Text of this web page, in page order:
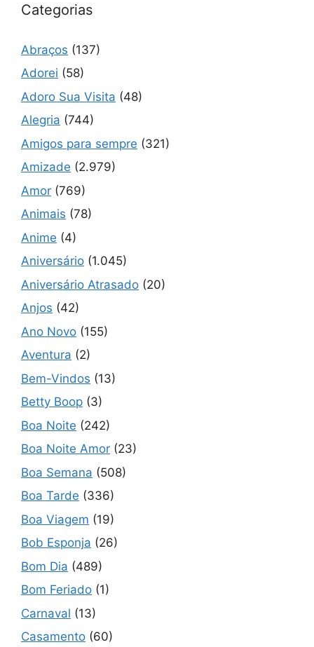
Categorias
Abraços (137)
Adorei (58)
Adoro Sua Visita (48)
Alegria (744)
Amigos para sempre (321)
Amizade (2.979)
Amor (769)
Animais (78)
Anime (4)
Aniversário (1.045)
Aniversário Atrasado (20)
Anjos (42)
Ano Novo (155)
Aventura (2)
Bem-Vindos (13)
Betty Boop (3)
Boa Noite (242)
Boa Noite Amor (23)
Boa Semana (508)
Boa Tarde (336)
Boa Viagem (19)
Bob Esponja (26)
Bom Dia (489)
Bom Feriado (1)
Carnaval (13)
Casamento (60)